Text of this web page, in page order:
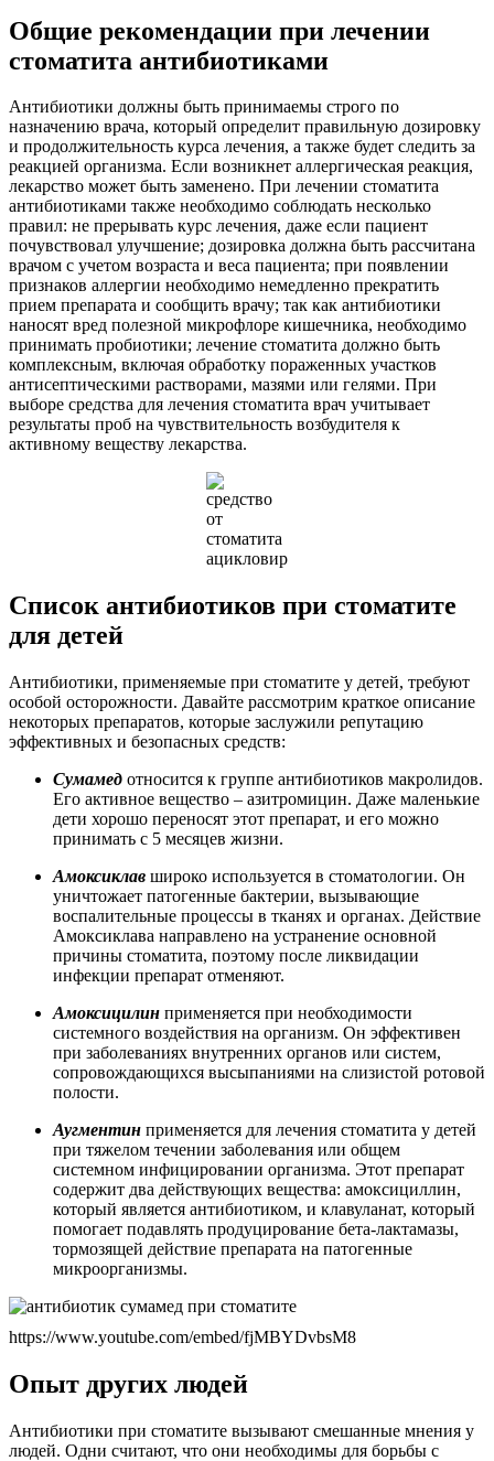
Общие рекомендации при лечении
стоматита антибиотиками
Антибиотики должны быть принимаемы строго по
назначению врача, который определит правильную дозировку
и продолжительность курса лечения, а также будет следить за
реакцией организма. Если возникнет аллергическая реакция,
лекарство может быть заменено. При лечении стоматита
антибиотиками также необходимо соблюдать несколько
правил: не прерывать курс лечения, даже если пациент
почувствовал улучшение; дозировка должна быть рассчитана
врачом с учетом возраста и веса пациента; при появлении
признаков аллергии необходимо немедленно прекратить
прием препарата и сообщить врачу; так как антибиотики
наносят вред полезной микрофлоре кишечника, необходимо
принимать пробиотики; лечение стоматита должно быть
комплексным, включая обработку пораженных участков
антисептическими растворами, мазями или гелями. При
выборе средства для лечения стоматита врач учитывает
результаты проб на чувствительность возбудителя к
активному веществу лекарства.
Список антибиотиков при стоматите
для детей
Антибиотики, применяемые при стоматите у детей, требуют
особой осторожности. Давайте рассмотрим краткое описание
некоторых препаратов, которые заслужили репутацию
эффективных и безопасных средств:
Сумамед относится к группе антибиотиков макролидов.
Его активное вещество – азитромицин. Даже маленькие
дети хорошо переносят этот препарат, и его можно
принимать с 5 месяцев жизни.
Амоксиклав широко используется в стоматологии. Он
уничтожает патогенные бактерии, вызывающие
воспалительные процессы в тканях и органах. Действие
Амоксиклава направлено на устранение основной
причины стоматита, поэтому после ликвидации
инфекции препарат отменяют.
Амоксицилин применяется при необходимости
системного воздействия на организм. Он эффективен
при заболеваниях внутренних органов или систем,
сопровождающихся высыпаниями на слизистой ротовой
полости.
Аугментин применяется для лечения стоматита у детей
при тяжелом течении заболевания или общем
системном инфицировании организма. Этот препарат
содержит два действующих вещества: амоксициллин,
который является антибиотиком, и клавуланат, который
помогает подавлять продуцирование бета-лактамазы,
тормозящей действие препарата на патогенные
микроорганизмы.
https://www.youtube.com/embed/fjMBYDvbsM8
Опыт других людей
Антибиотики при стоматите вызывают смешанные мнения у
людей. Одни считают, что они необходимы для борьбы с